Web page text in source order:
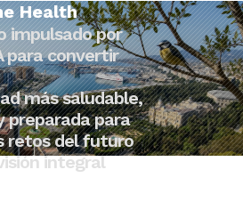
Health
impulsado por
para convertir
más saludable,
preparada para
retos del futuro
integral